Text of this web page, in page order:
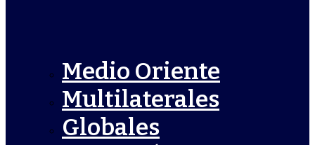
Medio Oriente
Multilaterales
Globales